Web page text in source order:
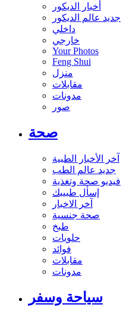
أخبار الديكور
جديد عالم الديكور
داخلي
خارجي
Your Photos
Feng Shui
منزل
مقابلات
مدونات
صور
صحة
آخر الأخبار الطبية
جديد عالم الطب
فيديو صحة وتغذية
إسأل طبيبك
آخر الاخبار
صحة جنسية
طبخ
حلويات
فوائد
مقابلات
مدونات
سياحة وسفر